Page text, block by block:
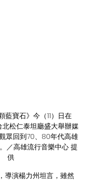
藍寶石》今（11）日在
北松仁泰坦廳盛大舉辦媒
眾回到70、80年代高雄
／高雄流行音樂中心 提
供